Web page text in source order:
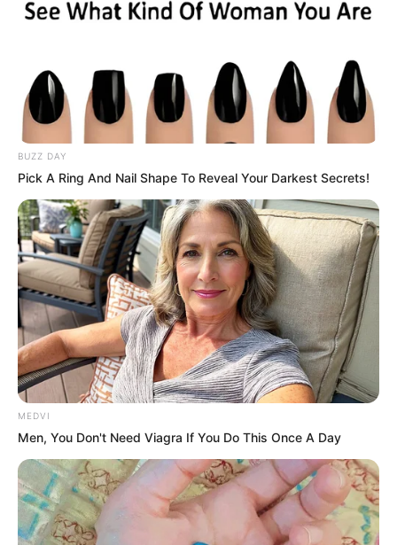
The Hemorrhoids Secret Your Doctor
Never Mentioned
Sarah Kohan: así construyó su millonaria
fortuna tras su separación de Chicharito
CARAS.COM.MX